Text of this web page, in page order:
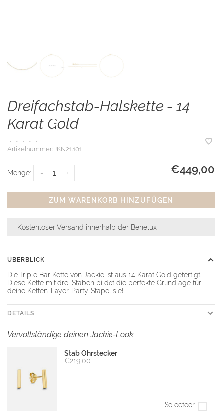
Dreifachstab-Halskette - 14
Karat Gold
• • • •
•
Artikelnummer: JKN21.101
Menge: +
- €449,00
ZUM WARENKORB HINZUFÜGEN
Kostenloser Versand innerhalb der Benelux
ÜBERBLICK
Die Triple Bar Kette von Jackie ist aus 14 Karat Gold gefertigt.
Diese Kette mit drei Stäben bildet die perfekte Grundlage für
deine Ketten-Layer-Party. Stapel sie!
DETAILS
Vervollständige deinen Jackie-Look
Stab Ohrstecker
€219,00
Selecteer